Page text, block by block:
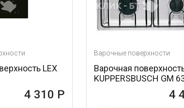
Варочные поверхности
Варочная поверхность
KUPPERSBUSCH GM 630.0 M